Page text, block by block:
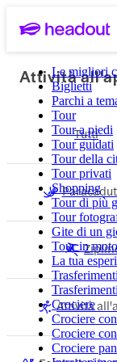
Le migliori
Biglietti
Parchi a
Tour
Tour a piedi
Tour guidati
Tour della
Tour privati
Shopping
Tour di più
Tour
Gite di un
Tour in
La tua
Crociere
Crociere
Crociere
Crociere
Attività
Tutti
Attività